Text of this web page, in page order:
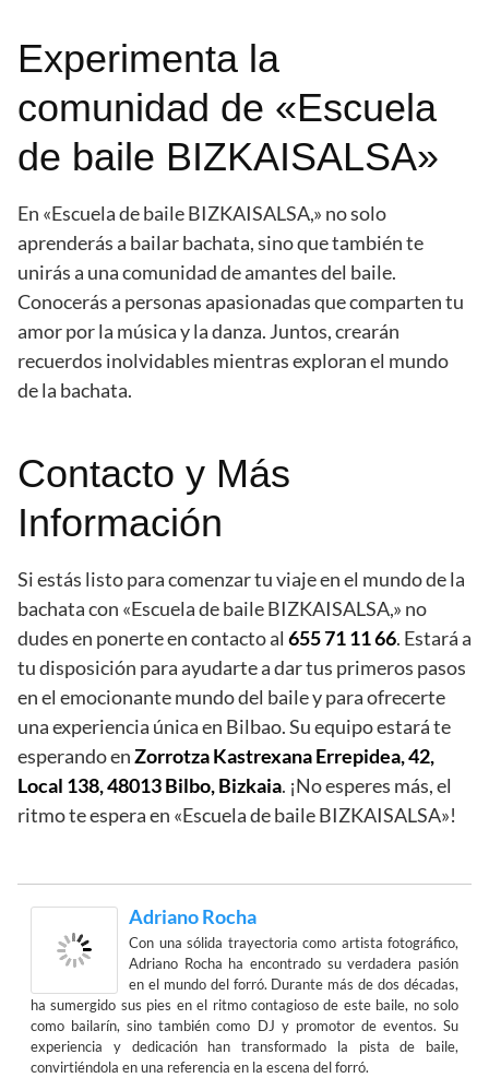
Experimenta la
comunidad de «Escuela
de baile BIZKAISALSA»
En «Escuela de baile BIZKAISALSA,» no solo
aprenderás a bailar bachata, sino que también te
unirás a una comunidad de amantes del baile.
Conocerás a personas apasionadas que comparten tu
amor por la música y la danza. Juntos, crearán
recuerdos inolvidables mientras exploran el mundo
de la bachata.
Contacto y Más
Información
Si estás listo para comenzar tu viaje en el mundo de la
bachata con «Escuela de baile BIZKAISALSA,» no
dudes en ponerte en contacto al 655 71 11 66. Estará a
tu disposición para ayudarte a dar tus primeros pasos
en el emocionante mundo del baile y para ofrecerte
una experiencia única en Bilbao. Su equipo estará te
esperando enZorrotza Kastrexana Errepidea, 42,
Local 138, 48013 Bilbo, Bizkaia. ¡No esperes más, el
ritmo te espera en «Escuela de baile BIZKAISALSA»!
Adriano Rocha
Con una sólida trayectoria como artista fotográfico,
Adriano Rocha ha encontrado su verdadera pasión
en el mundo del forró. Durante más de dos décadas,
ha sumergido sus pies en el ritmo contagioso de este baile, no solo
como bailarín, sino también como DJ y promotor de eventos. Su
experiencia y dedicación han transformado la pista de baile,
convirtiéndola en una referencia en la escena del forró.